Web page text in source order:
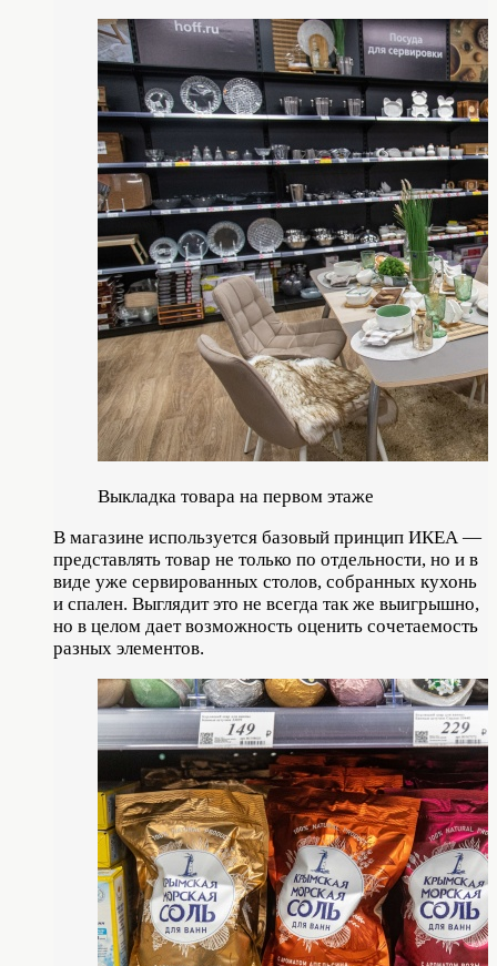
Выкладка товара на первом этаже
В магазине используется базовый принцип ИКЕА —
представлять товар не только по отдельности, но и в
виде уже сервированных столов, собранных кухонь
и спален. Выглядит это не всегда так же выигрышно,
но в целом дает возможность оценить сочетаемость
разных элементов.